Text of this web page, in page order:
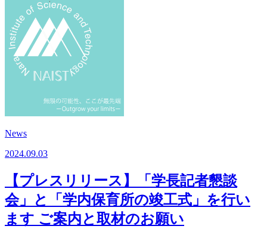
News
2024.09.03
【プレスリリース】「学長記者懇談
会」と「学内保育所の竣工式」を行い
ます ご案内と取材のお願い